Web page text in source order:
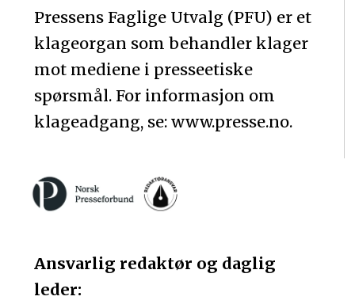
Pressens Faglige Utvalg (PFU) er et
klageorgan som behandler klager
mot mediene i presseetiske
spørsmål. For informasjon om
klageadgang, se: www.presse.no.
Ansvarlig redaktør og daglig
leder: